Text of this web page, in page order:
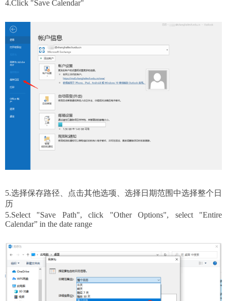
4.Click "Save Calendar"
5.选择保存路径、点击其他选项、选择日期范围中选择整个日
历
5.Select "Save Path", click "OtherOptions", select "Entire
Calendar” in the date range